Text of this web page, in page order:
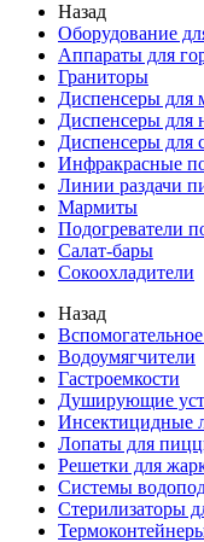
Назад
Оборудование
Аппараты для
Граниторы
Диспенсеры для
Диспенсеры для
Диспенсеры для
Инфракрасные
Линии раздачи
Мармиты
Подогреватели
Салат-бары
Сокоохладители
Назад
Водоумягчители
Гастроемкости
Душирующие
Инсектицидные
Лопаты для
Решетки для
Системы
Стерилизаторы